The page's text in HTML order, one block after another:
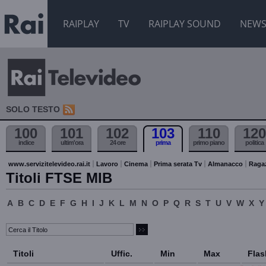
RAIPLAY TV RAIPLAY SOUND NEWS
SOLO TESTO
100
indice
101
ultim'ora
102
24 ore
103
prima
110
primo piano
120
politica
www.servizitelevideo.rai.it Lavoro Cinema Prima serata Tv Almanacco
Titoli FTSE MIB
A B C D E F G H I J K L M N O P Q R S T U V W X Y
Titoli Uffic. Min Max